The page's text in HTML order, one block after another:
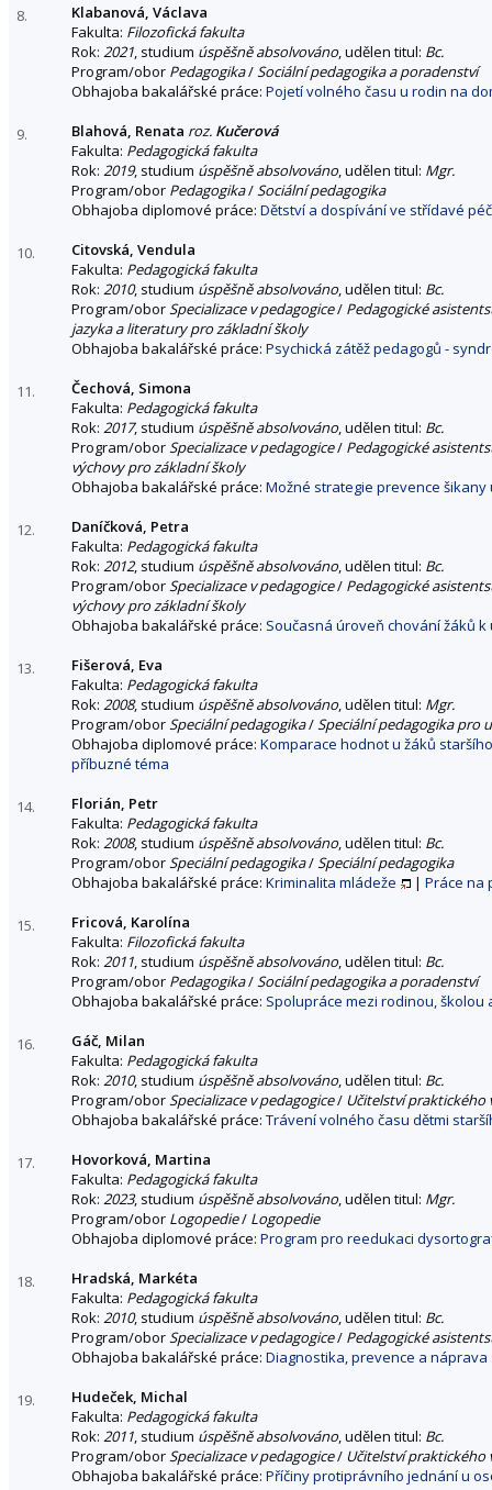
8.
Klabanová, Václava
Fakulta: Filozofická fakulta
Rok: 2021, studium úspěšně absolvováno, udělen titul: Bc.
Program/obor Pedagogika/Sociální pedagogika a poradenství
Obhajoba bakalářské práce: Pojetí volného času u rodin na
9. Blahová, Renata roz. Kučerová
Fakulta: Pedagogická fakulta
Rok: 2019, studium úspěšně absolvováno, udělen titul: Mgr.
Program/obor Pedagogika/Sociální pedagogika
Obhajoba diplomové práce: Dětství a dospívání ve střídavé
10.
Citovská, Vendula
Fakulta: Pedagogická fakulta
Rok: 2010, studium úspěšně absolvováno, udělen titul: Bc.
Program/oborSpecializace v pedagogice/ Pedagogické
jazyka a literatury pro základní školy
Obhajoba bakalářské práce: Psychická zátěž pedagogů -
11.
Čechová, Simona
Fakulta: Pedagogická fakulta
Rok: 2017, studium úspěšně absolvováno, udělen titul: Bc.
Program/oborSpecializace v pedagogice/ Pedagogické
výchovy pro základní školy
Obhajoba bakalářské práce: Možné strategie prevence šikany
12.
Daníčková, Petra
Fakulta: Pedagogická fakulta
Rok: 2012, studium úspěšně absolvováno, udělen titul: Bc.
Program/oborSpecializace v pedagogice/ Pedagogické
výchovy pro základní školy
Obhajoba bakalářské práce: Současná úroveň chování žáků k
13.
Fišerová, Eva
Fakulta: Pedagogická fakulta
Rok: 2008, studium úspěšně absolvováno, udělen titul: Mgr.
Program/oborSpeciální pedagogika/Speciální pedagogika pro
Obhajoba diplomové práce: Komparace hodnot u žáků
příbuzné téma
14.
Florián, Petr
Fakulta: Pedagogická fakulta
Rok: 2008, studium úspěšně absolvováno, udělen titul: Bc.
Program/oborSpeciální pedagogika/Speciální pedagogika
Obhajoba bakalářské práce: Kriminalita mládeže | Práce na
15.
Fricová, Karolína
Fakulta: Filozofická fakulta
Rok: 2011, studium úspěšně absolvováno, udělen titul: Bc.
Program/obor Pedagogika/Sociální pedagogika a poradenství
Obhajoba bakalářské práce: Spolupráce mezi rodinou,
16.
Gáč, Milan
Fakulta: Pedagogická fakulta
Rok: 2010, studium úspěšně absolvováno, udělen titul: Bc.
Program/oborSpecializace v pedagogice/ Učitelství praktického
Obhajoba bakalářské práce: Trávení volného času dětmi
17.
Hovorková, Martina
Fakulta: Pedagogická fakulta
Rok: 2023, studium úspěšně absolvováno, udělen titul: Mgr.
Program/obor Logopedie/ Logopedie
Obhajoba diplomové práce: Program pro reedukaci
18.
Hradská, Markéta
Fakulta: Pedagogická fakulta
Rok: 2010, studium úspěšně absolvováno, udělen titul: Bc.
Program/oborSpecializace v pedagogice/ Pedagogické
Obhajoba bakalářské práce: Diagnostika, prevence a
19.
Hudeček, Michal
Fakulta: Pedagogická fakulta
Rok: 2011, studium úspěšně absolvováno, udělen titul: Bc.
Program/oborSpecializace v pedagogice/ Učitelství praktického
Obhajoba bakalářské práce: Příčiny protiprávního jednání u